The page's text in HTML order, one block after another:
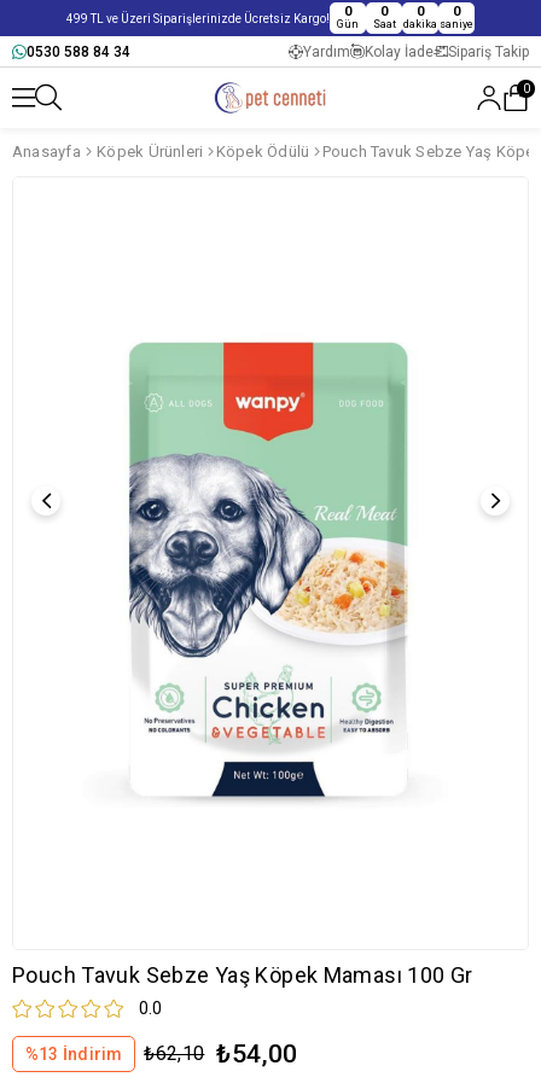
499 TL ve Üzeri Siparişlerinizde Ücretsiz Kargo! 0
Gün
0
Saat
0
dakika
0
saniye
0530 588 84 34 Yardım Kolay İade Sipariş Takip
0
Anasayfa Köpek Ürünleri Köpek Ödülü Pouch Tavuk Sebze Yaş
Pouch Tavuk Sebze Yaş Köpek Maması 100 Gr
0.0
%13 İndirim ₺62,10 ₺54,00